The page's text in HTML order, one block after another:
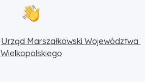
Urząd Marszałkowski Województwa
Wielkopolskiego